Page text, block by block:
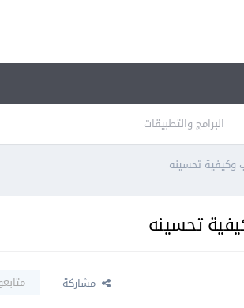
البرامج والتطبيقات
مشاركة